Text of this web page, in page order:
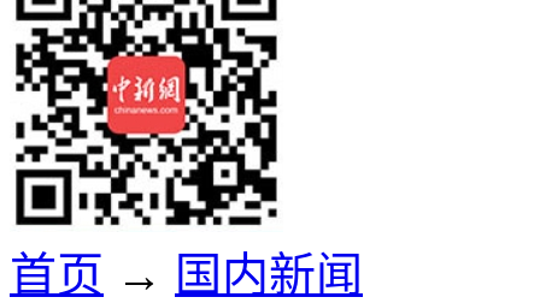
首页 → 国内新闻